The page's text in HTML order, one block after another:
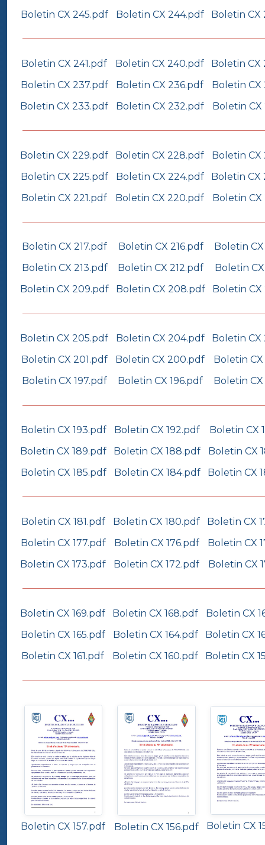
Boletin CX 245.pdf
Boletin CX 244.pdf Boletin CX
Boletin CX 241.pdf Boletin CX 240.pdf
Boletin CX
Boletin CX 237.pdf
Boletin CX 236.pdf
Boletin CX
Boletin CX 233.pdf
Boletin CX 232.pdf Boletin CX
Boletin CX 229.pdf Boletin CX 228.pdf
Boletin CX
Boletin CX 225.pdf
Boletin CX 224.pdf
Boletin CX
Boletin CX 221.pdf
Boletin CX 220.pdf Boletin CX
Boletin CX 217.pdf Boletin CX 216.pdf
Boletin
Boletin CX 213.pdf
Boletin CX 212.pdf
Boletin
Boletin CX 209.pdf
Boletin CX 208.pdf Boletin
Boletin CX 205.pdf Boletin CX 204.pdf
Boletin
Boletin CX 201.pdf
Boletin CX 200.pdf
Boletin
Boletin CX 197.pdf
Boletin CX 196.pdf Boletin
Boletin CX 193.pdf Boletin CX 192.pdf
Boletin CX
Boletin CX 189.pdf
Boletin CX 188.pdf
Boletin CX
Boletin CX 185.pdf
Boletin CX 184.pdf Boletin CX
Boletin CX 181.pdf Boletin CX 180.pdf
Boletin CX
Boletin CX 177.pdf
Boletin CX 176.pdf
Boletin CX
Boletin CX 173.pdf
Boletin CX 172.pdf Boletin CX
Boletin CX 169.pdf Boletin CX 168.pdf
Boletin CX
Boletin CX 165.pdf
Boletin CX 164.pdf
Boletin CX
Boletin CX 161.pdf
Boletin CX 160.pdf Boletin CX
Boletin CX 157.pdf Boletin CX 156.pdf Boletin CX